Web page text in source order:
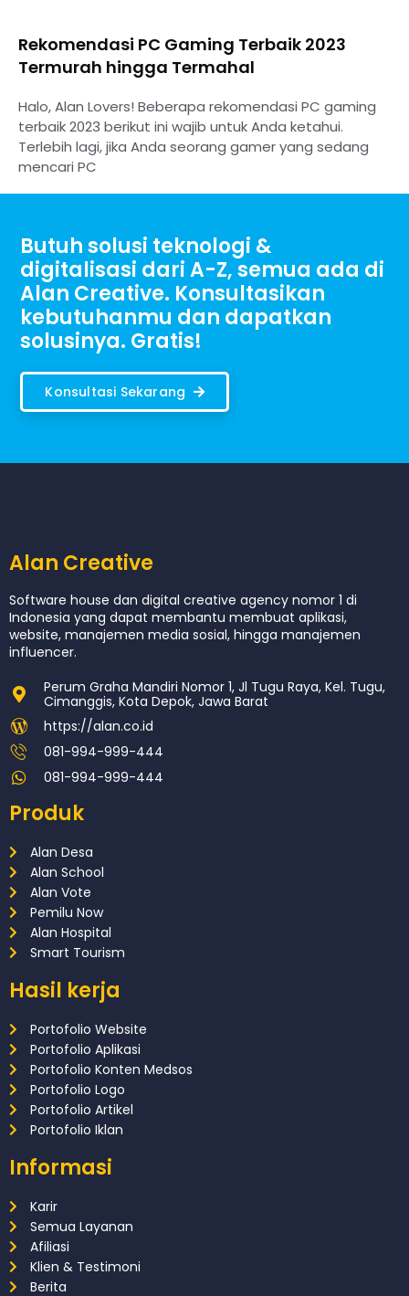
Rekomendasi PC Gaming Terbaik 2023
Termurah hingga Termahal
Halo, Alan Lovers! Beberapa rekomendasi PC gaming
terbaik 2023 berikut ini wajib untuk Anda ketahui.
Terlebih lagi, jika Anda seorang gamer yang sedang
mencari PC
Butuh solusi teknologi &
digitalisasi dari A-Z, semua ada di
Alan Creative. Konsultasikan
kebutuhanmu dan dapatkan
solusinya. Gratis!
Konsultasi Sekarang
Alan Creative
Software house dan digital creative agency nomor 1 di
Indonesia yang dapat membantu membuat aplikasi,
website, manajemen media sosial, hingga manajemen
influencer.
Perum Graha Mandiri Nomor 1, Jl Tugu Raya, Kel. Tugu,
Cimanggis, Kota Depok, Jawa Barat
https://alan.co.id
081-994-999-444
081-994-999-444
Produk
Alan Desa
Alan School
Alan Vote
Pemilu Now
Alan Hospital
Smart Tourism
Hasil kerja
Portofolio Website
Portofolio Aplikasi
Portofolio Konten Medsos
Portofolio Logo
Portofolio Artikel
Portofolio Iklan
Informasi
Karir
Semua Layanan
Afiliasi
Klien & Testimoni
Berita